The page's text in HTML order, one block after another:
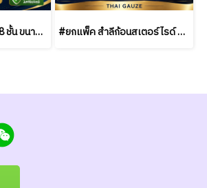
#ยกแพ็ค ผ้าก๊อซพับ 8 ชั้น ขนาด 2x2 / 3x3 / 4x4 นิ้ว (10 ซอง/แพ็ค) ชนิดสเตอร์ไรด์ THAI GAUZE #ยกแพ็ค สำลีก้อนสเตอร์ไรด์ Thai Gauze 0.35g (5 ก้อน/ซอง) / (25 ซอง/แพ็ค)